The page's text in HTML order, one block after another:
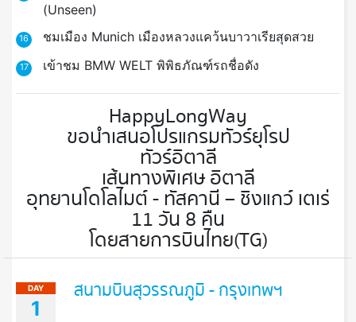
(Unseen)
16 ชมเมือง Munich เมืองหลวงแคว้นบาวาเรียสุดสวย
17 เข้าชม BMW WELT พิพิธภัณฑ์รถชื่อดัง
HappyLongWay
ขอนำเสนอโปรแกรมทัวร์ยุโรป
ทัวร์อิตาลี
เส้นทางพิเศษ อิตาลี
อุทยานโดโลไมต์ - ทัสคานี – ชิงแกว์ เตเร่
11 วัน 8 คืน
โดยสายการบินไทย(TG)
DAY
1
สนามบินสุวรรณภูมิ - กรุงเทพฯ